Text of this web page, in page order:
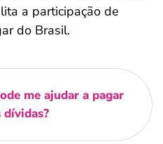
a participação de
do Brasil.
me ajudar a pagar
dívidas?